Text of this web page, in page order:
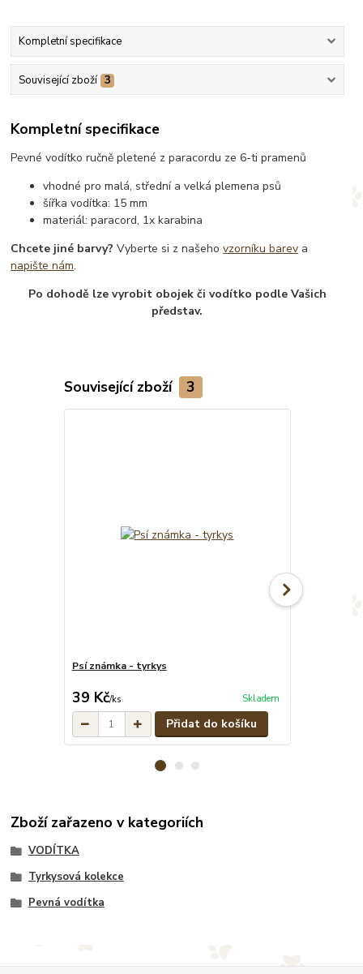
Kompletní specifikace
Související zboží 3
Kompletní specifikace
Pevné vodítko ručně pletené z paracordu ze 6-ti pramenů
vhodné pro malá, střední a velká plemena psů
šířka vodítka: 15 mm
materiál: paracord, 1x karabina
Chcete jiné barvy? Vyberte si z našehovzorníku barev a
napište nám.
Po dohodě lze vyrobit obojek či vodítko podle Vašich
představ.
Související zboží 3
Psí známka - tyrkys
39 Kč/ks Skladem
Přidat do košíku
Zboží zařazeno v kategoriích
VODÍTKA
Tyrkysová kolekce
Pevná vodítka